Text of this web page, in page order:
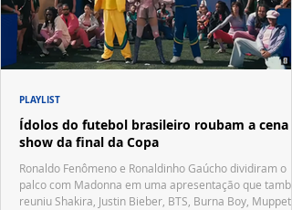
Ídolos do futebol brasileiro roubam a cena
show da final da Copa
Ronaldo Fenômeno e Ronaldinho Gaúcho dividiram o
palco com Madonna em uma apresentação que
reuniu Shakira, Justin Bieber, BTS, Burna Boy, Muppets,
PLAYLIST